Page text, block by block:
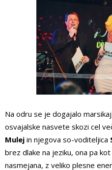
Na odru se je dogajalo
osvajalske nasvete skozi cel
Mulej in njegova so-voditeljica
brez dlake na jeziku, ona pa
nasmejana, z veliko plesne